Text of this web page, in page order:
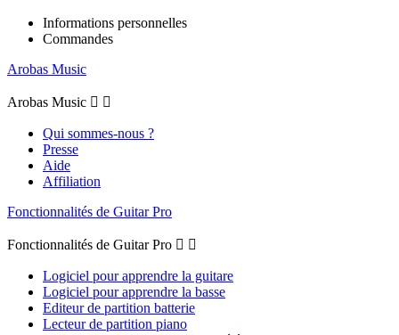
Informations personnelles
Commandes
Arobas Music
Arobas Music  
Qui sommes-nous ?
Presse
Aide
Affiliation
Fonctionnalités de Guitar Pro
Fonctionnalités de Guitar Pro  
Logiciel pour apprendre la guitare
Logiciel pour apprendre la basse
Editeur de partition batterie
Lecteur de partition piano